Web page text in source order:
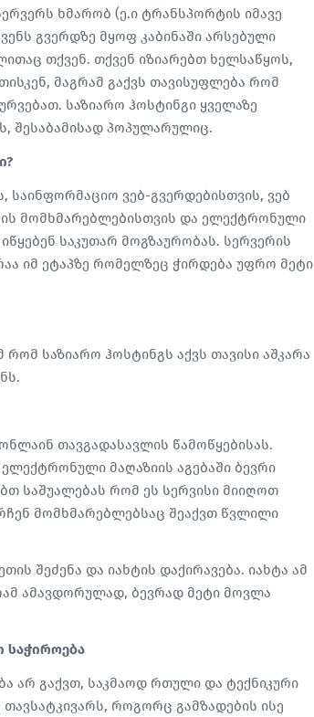
ხმარობ (ე.ი ტრანსპორტის იმავე
გვერდზე მყოფ კაბინაში არსებული
თქვენ. თქვენ იზიარებთ ხელსაწყოს,
მაგრამ გაქვს თავისუფლება რომ
საზიარო ჰოსტინგი ყველაზე
შესაბამისად პოპულარულიც.
საინფორმაციო ვებ-გვერდებისთვის, ვებ
ის მომხმარებლებისთვის და ელექტრონული
საკუთარ მოგზაურობას. სერვერის
იმ ეტაპზე რომელზეც ჭირდება უფრო მეტი
საზიარო ჰოსტინგს აქვს თავისი აშკარა
თავგადასავლის წამოწყებისას.
მაღაზიის აგებაში ბევრი
საშუალებას რომ ეს სერვისი მიიღოთ
მომხმარებლებსაც შეაქვთ წვლილი
შეძენა და იახტის დაქირავება. იახტა ამ
ამავდორულად, ბევრად მეტი მოვლა
საჭიროება
არ გაქვთ, საკმაოდ რთული და ტექნიკური
როგორც გამზადების ისე